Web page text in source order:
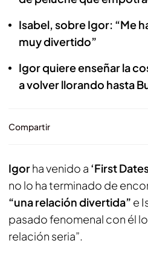
Isabel, sobre Igor: “Me
muy divertido”
Igor quiere enseñar la
a volver llorando hasta
Compartir
Igorha venido a ‘First
no lo ha terminado de
“una relación divertida” e
pasado fenomenal con él
relación seria”.